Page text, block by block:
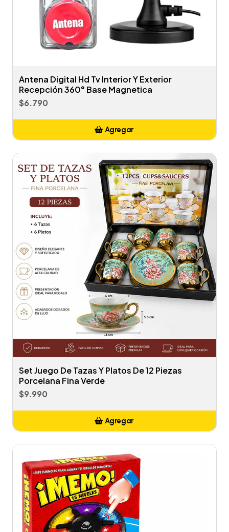
Antena Digital Hd Tv Interior Y Exterior
Recepción 360° Base Magnetica
$6.790
Agregar
Set Juego De Tazas Y Platos De 12 Piezas
Porcelana Fina Verde
$9.990
Agregar